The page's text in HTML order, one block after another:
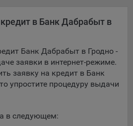
например, для настройки
cookie собирают информацию о
сайте и его предпочтениях и
информацию о
городе и других местных
соответствующим образом
cookie, например
в Банк Дабрабыт в
Банк Дабрабыт в Гродно -
заявки в интернет-режиме.
заявку на кредит в Банк
упростите процедуру выдачи
в следующем: